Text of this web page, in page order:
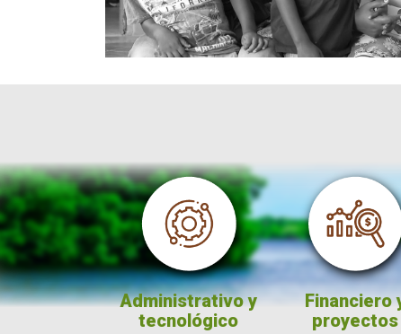
Administrativo y
tecnológico
Financiero y
proyectos